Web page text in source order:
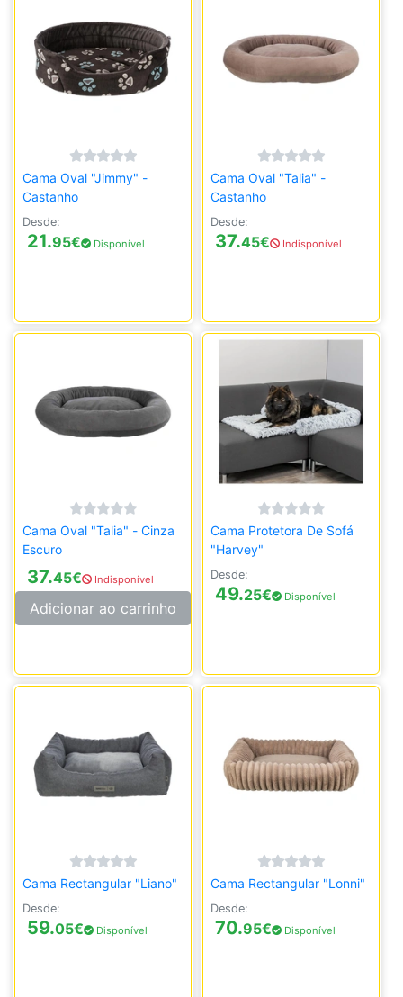
Cama Oval "Jimmy" -
Castanho
Desde:
21.95€ Disponível
Cama Oval "Talia" -
Castanho
Desde:
37.45€ Indisponível
Cama Oval "Talia" - Cinza
Escuro
37.45€ Indisponível
Adicionar ao carrinho
Cama Protetora De Sofá
"Harvey"
Desde:
49.25€ Disponível
Cama Rectangular "Liano"
Desde:
59.05€ Disponível
Cama Rectangular "Lonni"
Desde:
70.95€ Disponível